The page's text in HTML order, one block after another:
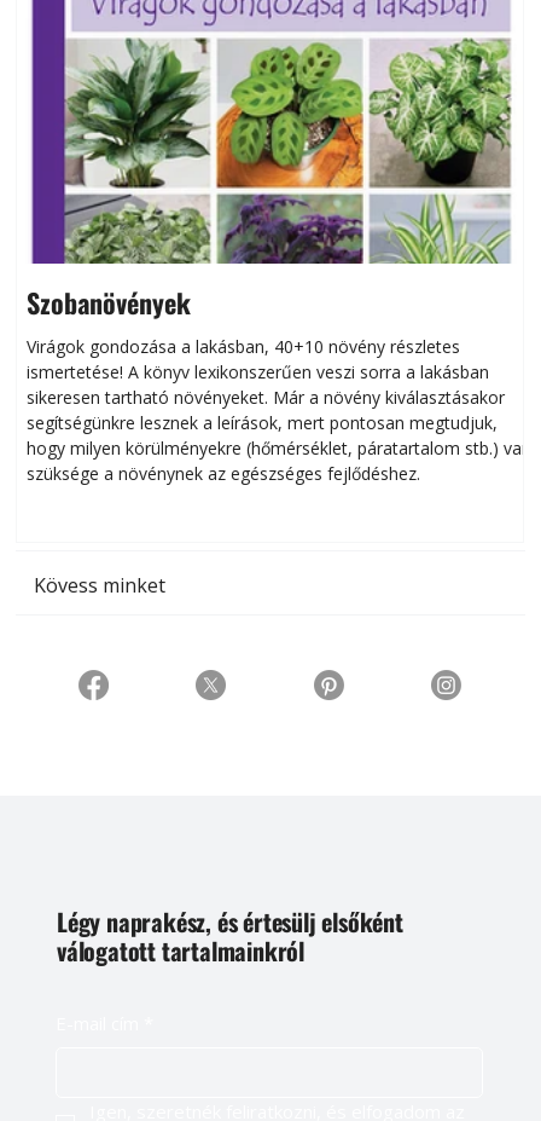
Szobanövények
Virágok gondozása a lakásban, 40+10 növény részletes
ismertetése! A könyv lexikonszerűen veszi sorra a lakásban
sikeresen tart­ha­tó növényeket. Már a növény kiválasztásakor
segítségünkre lesznek a leírások, mert pontosan megtudjuk,
hogy milyen körülményekre (hőmérséklet, páratartalom stb.) van
szüksége a növénynek az egészséges fejlődéshez.
Kövess minket
Légy naprakész, és értesülj elsőként
válogatott tartalmainkról